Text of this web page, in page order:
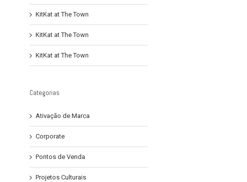
KitKat at The Town
KitKat at The Town
KitKat at The Town
Categorias
Ativação de Marca
Corporate
Pontos de Venda
Projetos Culturais